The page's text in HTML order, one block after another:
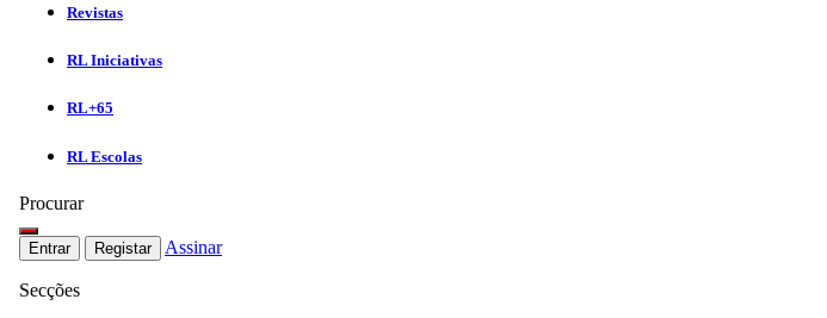
Revistas
RL Iniciativas
RL+65
RL Escolas
Procurar
Entrar Registar Assinar
Secções